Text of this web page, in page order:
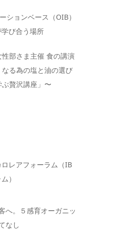
ションベース（OIB）
び合う場所
部さま主催 食の講演
る為の塩と油の選び
贅沢講座」〜
レアフォーラム（IB
）
へ。５感育オーガニッ
なし